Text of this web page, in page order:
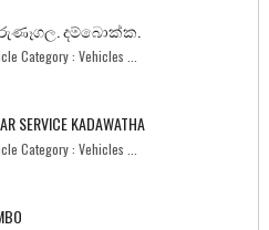
දම්බොක්ක.
Category : Vehicles ...
SERVICE KADAWATHA
Category : Vehicles ...